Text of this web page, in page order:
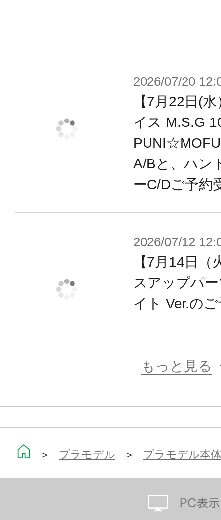
・アーマーを身に着けた「武装モー
「素体モード」をパーツ差し替えで
・“マシニーカ”素体驚異の可動範囲
ポーズが自然にキマります。
ットシーンを想定して遊ぶことがで
・各部に配置された3mm径のジョ
既存『M.S.G』『フレームアームズ
・瞳、マーキングなどのデカールが
【メガミデバイスとは】
のバトルホビー”を想定したプラモ
カ”をコアとし、キャラクター＆メ
ーが手掛けてまいります。
成型色は色分けがされ、顔はタンポ
ただけでイメージに近い仕上がりに
3mm径のジョイント穴の採用で、シ
はもちろんのこと、すでに発売済み
2026/07/20
【7月22日(
イス M.S.G
A/Bと、ハン
ーC/Dご予約
2026/07/12
【7月14日
スアップパ
イト Ver.の
もっと見る
＞ プラモデル ＞ プラモデル本体